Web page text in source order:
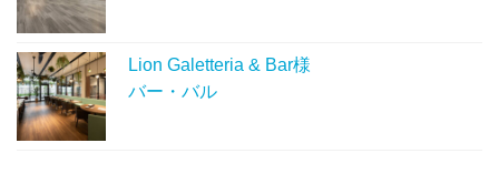
Lion Galetteria & Bar様
バー・バル